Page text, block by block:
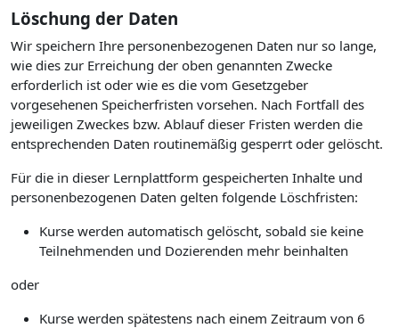
Löschung der Daten
Wir speichern Ihre personenbezogenen Daten nur so lange,
wie dies zur Erreichung der oben genannten Zwecke
erforderlich ist oder wie es die vom Gesetzgeber
vorgesehenen Speicherfristen vorsehen. Nach Fortfall des
jeweiligen Zweckes bzw. Ablauf dieser Fristen werden die
entsprechenden Daten routinemäßig gesperrt oder gelöscht.
Für die in dieser Lernplattform gespeicherten Inhalte und
personenbezogenen Daten gelten folgende Löschfristen:
Kurse werden automatisch gelöscht, sobald sie keine
Teilnehmenden und Dozierenden mehr beinhalten
oder
Kurse werden spätestens nach einem Zeitraum von 6